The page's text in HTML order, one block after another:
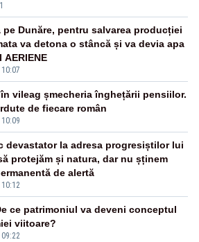
pe Dunăre, pentru salvarea producției
va detona o stâncă și va devia apa
vileag șmecheria înghețării pensiilor.
de fiecare român
devastator la adresa progresiștilor lui
protejăm și natura, dar nu șținem
de alertă
ce patrimoniul va deveni conceptul
viitoare?